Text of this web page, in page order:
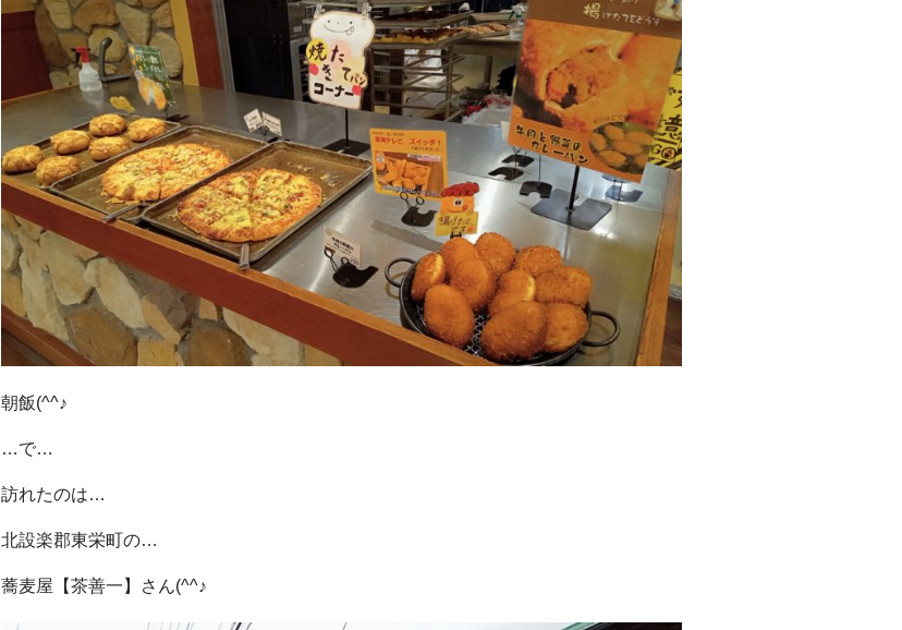
朝飯(^^♪
…で…
訪れたのは…
北設楽郡東栄町の…
蕎麦屋【茶善一】さん(^^♪